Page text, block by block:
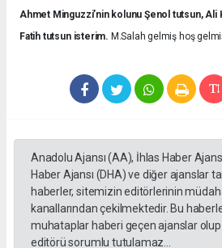
Ahmet Minguzzi’nin kolunu Şenol tutsun, Ali
Fatih tutsun isterim. M.Salah gelmiş hoş
Anadolu Ajansı (AA), İhlas Haber
Haber Ajansı (DHA) ve diğer ajanslar
haberler, sitemizin editörlerinin
kanallarından çekilmektedir. Bu
muhataplar haberi geçen ajanslar
editörü sorumlu tutulamaz...